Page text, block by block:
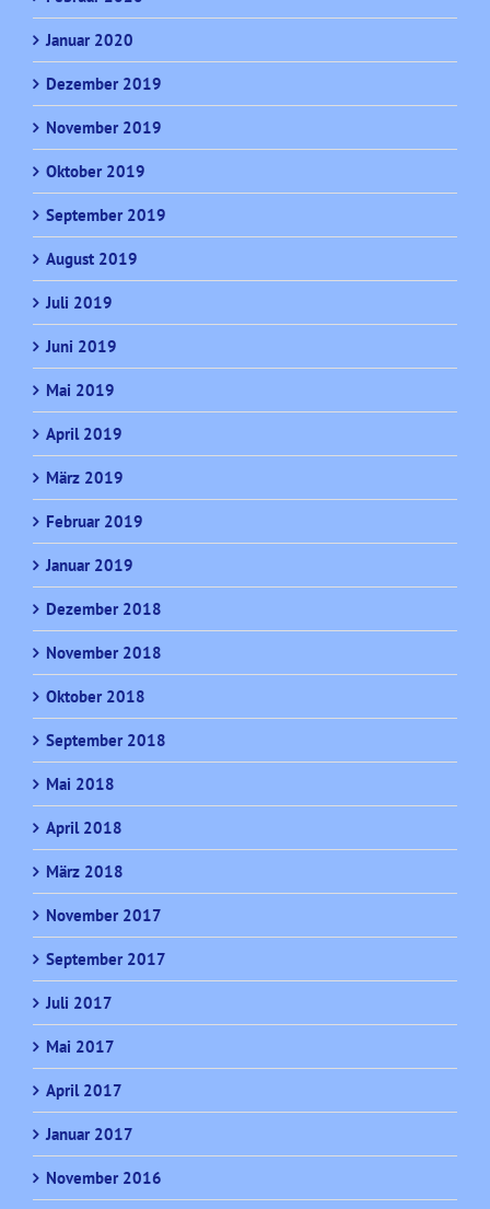
Januar 2020
Dezember 2019
November 2019
Oktober 2019
September 2019
August 2019
Juli 2019
Juni 2019
Mai 2019
April 2019
März 2019
Februar 2019
Januar 2019
Dezember 2018
November 2018
Oktober 2018
September 2018
Mai 2018
April 2018
März 2018
November 2017
September 2017
Juli 2017
Mai 2017
April 2017
Januar 2017
November 2016